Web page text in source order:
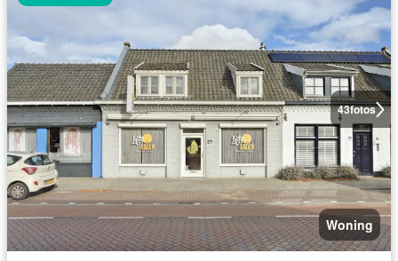
43fotos
Woning